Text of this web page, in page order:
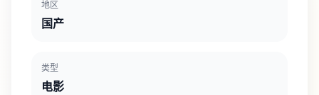
地区
国产
类型
电影